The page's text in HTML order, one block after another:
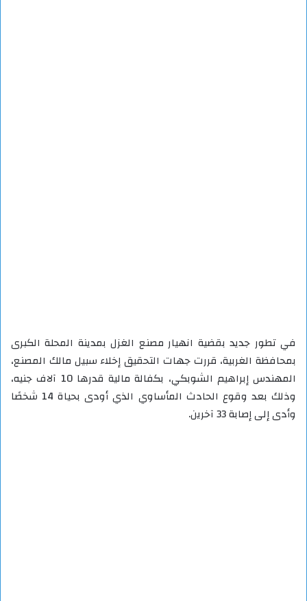
في تطور جديد بقضية انهيار مصنع الغزل بمدينة المحلة الكبرى
بمحافظة الغربية، قررت جهات التحقيق إخلاء سبيل مالك المصنع،
المهندس إبراهيم الشوبكي، بكفالة مالية قدرها 10 آلاف جنيه،
وذلك بعد وقوع الحادث المأساوي الذي أودى بحياة 14 شخصًا
وأدى إلى إصابة 33 آخرين.